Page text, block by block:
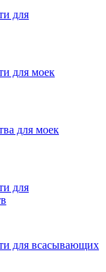
для
для моек
для моек
для
для всасывающих